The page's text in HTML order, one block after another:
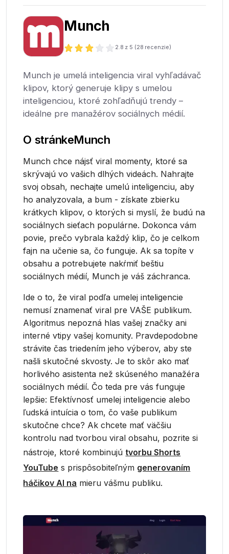
Munch
2.8 z 5 (28 recenzie)
Munch je umelá inteligencia viral vyhľadávač
klipov, ktorý generuje klipy s umelou
inteligenciou, ktoré zohľadňujú trendy –
ideálne pre manažérov sociálnych médií.
O stránkeMunch
Munch chce nájsť viral momenty, ktoré sa
skrývajú vo vašich dlhých videách. Nahrajte
svoj obsah, nechajte umelú inteligenciu, aby
ho analyzovala, a bum - získate zbierku
krátkych klipov, o ktorých si myslí, že budú na
sociálnych sieťach populárne. Dokonca vám
povie, prečo vybrala každý klip, čo je celkom
fajn na učenie sa, čo funguje. Ak sa topíte v
obsahu a potrebujete nakŕmiť beštiu
sociálnych médií, Munch je váš záchranca.
Ide o to, že viral podľa umelej inteligencie
nemusí znamenať viral pre VAŠE publikum.
Algoritmus nepozná hlas vašej značky ani
interné vtipy vašej komunity. Pravdepodobne
strávite čas triedením jeho výberov, aby ste
našli skutočné skvosty. Je to skôr ako mať
horlivého asistenta než skúseného manažéra
sociálnych médií. Čo teda pre vás funguje
lepšie: Efektívnosť umelej inteligencie alebo
ľudská intuícia o tom, čo vaše publikum
skutočne chce? Ak chcete mať väčšiu
kontrolu nad tvorbou viral obsahu, pozrite si
nástroje, ktoré kombinujú tvorbu Shorts
YouTube s prispôsobiteľným generovaním
háčikov AI na mieru vášmu publiku.